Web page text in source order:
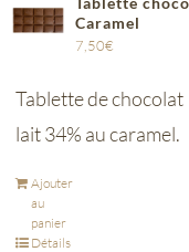
Caramel
7,50€
Tablette de chocolat
lait 34% au caramel.
Ajouter
au
panier
Détails